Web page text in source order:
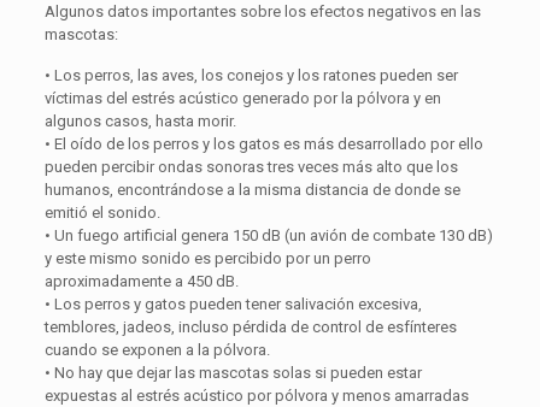
Algunos datos importantes sobre los efectos negativos en las
mascotas:
• Los perros, las aves, los conejos y los ratones pueden ser
víctimas del estrés acústico generado por la pólvora y en
algunos casos, hasta morir.
• El oído de los perros y los gatos es más desarrollado por ello
pueden percibir ondas sonoras tres veces más alto que los
humanos, encontrándose a la misma distancia de donde se
emitió el sonido.
• Un fuego artificial genera 150 dB (un avión de combate 130 dB)
y este mismo sonido es percibido por un perro
aproximadamente a 450 dB.
• Los perros y gatos pueden tener salivación excesiva,
temblores, jadeos, incluso pérdida de control de esfínteres
cuando se exponen a la pólvora.
• No hay que dejar las mascotas solas si pueden estar
expuestas al estrés acústico por pólvora y menos amarradas